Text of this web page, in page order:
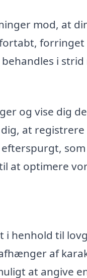
mod, at
forringet
i
og vise dig
at registrere
at optimere
i henhold til
af
at angive